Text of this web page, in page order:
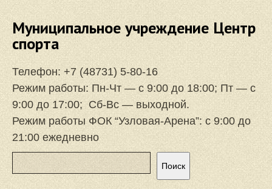
Муниципальное учреждение Центр
спорта
Телефон:+7 (48731) 5-80-16
Режим работы: Пн-Чт — с 9:00 до 18:00; Пт — с
9:00 до 17:00; Сб-Вс — выходной.
Режим работы ФОК “Узловая-Арена”: с 9:00 до
21:00 ежедневно
Поиск
Поиск